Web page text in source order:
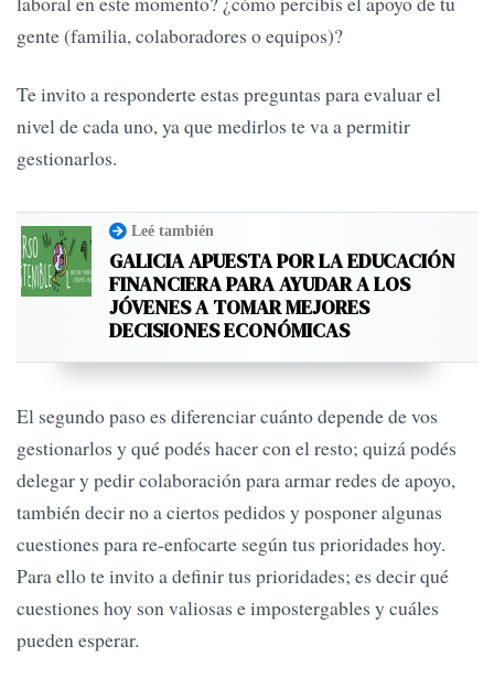
gente (familia, colaboradores o equipos)?
Te invito a responderte estas preguntas para evaluar el
nivel de cada uno, ya que medirlos te va a permitir
gestionarlos.
Leé también
GALICIA APUESTA POR LA EDUCACIÓN
FINANCIERA PARA AYUDAR A LOS
JÓVENES A TOMAR MEJORES
DECISIONES ECONÓMICAS
El segundo paso es diferenciar cuánto depende de vos
gestionarlos y qué podés hacer con el resto; quizá podés
delegar y pedir colaboración para armar redes de apoyo,
también decir no a ciertos pedidos y posponer algunas
cuestiones para re-enfocarte según tus prioridades hoy.
Para ello te invito a definir tus prioridades; es decir qué
cuestiones hoy son valiosas e impostergables y cuáles
pueden esperar.